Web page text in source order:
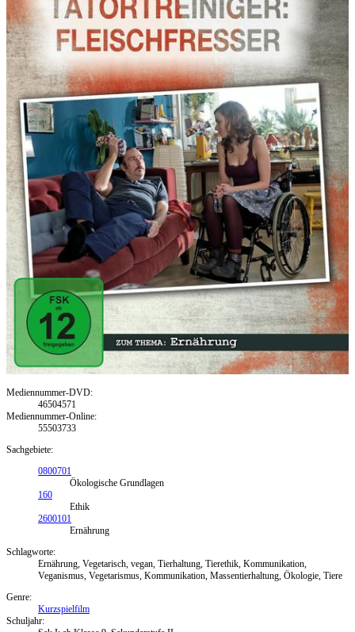
Mediennummer-DVD:
46504571
Mediennummer-Online:
55503733
Sachgebiete:
0800701
Ökologische Grundlagen
160
Ethik
2600101
Ernährung
Schlagworte:
Ernährung, Vegetarisch, vegan, Tierhaltung, Tierethik, Kommunikation,
Veganismus, Vegetarismus, Kommunikation, Massentierhaltung, Ökologie, Tiere
Genre:
Kurzspielfilm
Schuljahr: